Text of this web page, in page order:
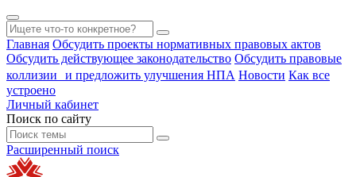
Главная Обсудить проекты нормативных правовых актов
Обсудить действующее законодательство Обсудить правовые
коллизии и предложить улучшения НПА Новости Как все
устроено
Личный кабинет
Поиск по сайту
Расширенный поиск